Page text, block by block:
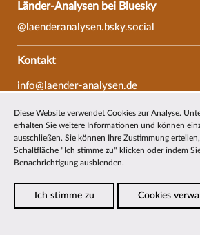
Länder-Analysen bei Bluesky
@laenderanalysen.bsky.social
Kontakt
info@laender-analysen.de
Fax: 0421/218-69607
Redaktionen
Wissenschaftliche Beiräte
Über die Länder-Analysen
Diese Website verwendet Cookies zur Analyse.
erhalten Sie weitere Informationen und können
ausschließen. Sie können Ihre Zustimmung
Schaltfläche "Ich stimme zu" klicken oder indem
Benachrichtigung ausblenden.
Ich stimme zu Cookies